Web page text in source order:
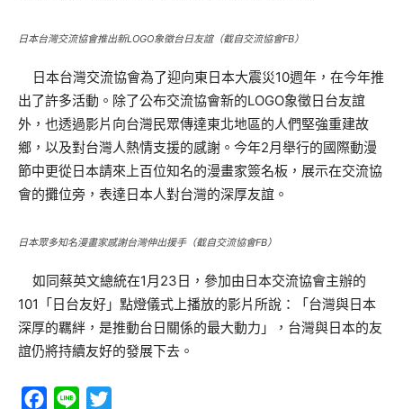
日本台灣交流協會推出新LOGO象徵台日友誼（截自交流協會FB）
日本台灣交流協會為了迎向東日本大震災10週年，在今年推
出了許多活動。除了公布交流協會新的LOGO象徵日台友誼
外，也透過影片向台灣民眾傳達東北地區的人們堅強重建故
鄉，以及對台灣人熱情支援的感謝。今年2月舉行的國際動漫
節中更從日本請來上百位知名的漫畫家簽名板，展示在交流協
會的攤位旁，表達日本人對台灣的深厚友誼。
日本眾多知名漫畫家感謝台灣伸出援手（截自交流協會FB）
如同蔡英文總統在1月23日，參加由日本交流協會主辦的
101「日台友好」點燈儀式上播放的影片所說：「台灣與日本
深厚的羈絆，是推動台日關係的最大動力」，台灣與日本的友
誼仍將持續友好的發展下去。
Facebook
Line